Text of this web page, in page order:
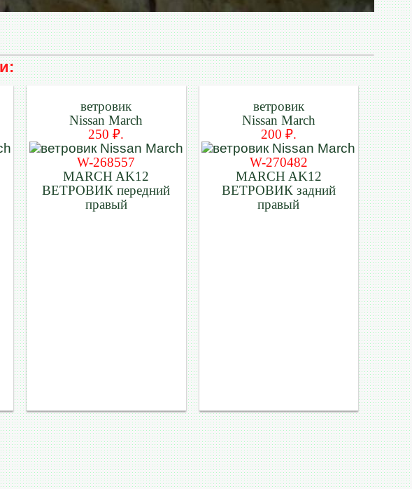
ветровик
Nissan March
250 ₽.
W-268557
MARCH AK12
ВЕТРОВИК передний
правый
ветровик
Nissan March
200 ₽.
W-270482
MARCH AK12
ВЕТРОВИК задний
правый